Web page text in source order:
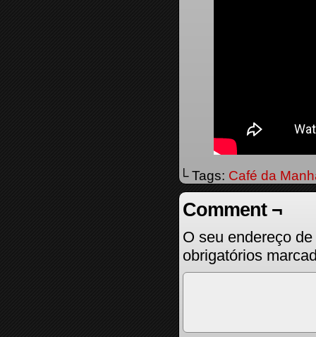
└ Tags: Café da
Comment ¬
O seu endereço
obrigatórios